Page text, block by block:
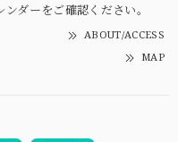
ダーをご確認ください。
ABOUT/ACCESS
MAP